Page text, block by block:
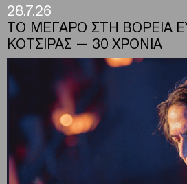
28.7.26
ΤΟ ΜΕΓΑΡΟ ΣΤΗ ΒΟΡΕΙΑ
ΚΟΤΣΙΡΑΣ — 30 ΧΡΟΝΙΑ